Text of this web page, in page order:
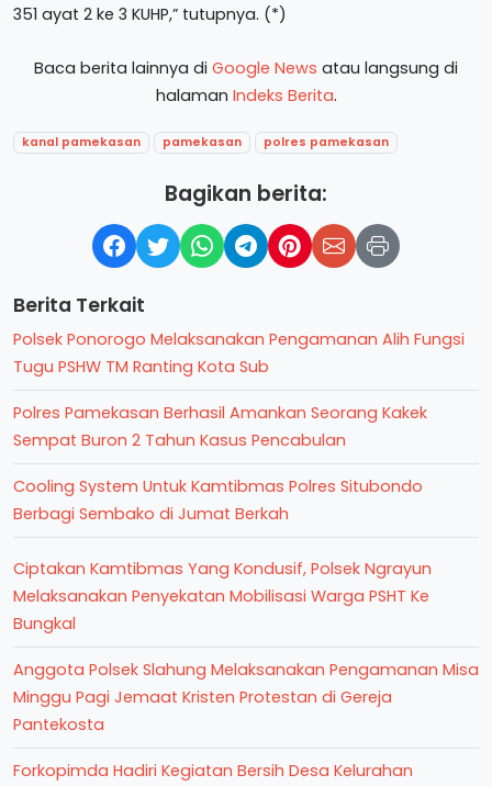
351 ayat 2 ke 3 KUHP,” tutupnya. (*)
Baca berita lainnya di Google News atau langsung di
halaman Indeks Berita.
kanal pamekasan pamekasan polres pamekasan
Bagikan berita:
Berita Terkait
Polsek Ponorogo Melaksanakan Pengamanan Alih Fungsi
Tugu PSHW TM Ranting Kota Sub
Polres Pamekasan Berhasil Amankan Seorang Kakek
Sempat Buron 2 Tahun Kasus Pencabulan
Cooling System Untuk Kamtibmas Polres Situbondo
Berbagi Sembako di Jumat Berkah
Ciptakan Kamtibmas Yang Kondusif, Polsek Ngrayun
Melaksanakan Penyekatan Mobilisasi Warga PSHT Ke
Bungkal
Anggota Polsek Slahung Melaksanakan Pengamanan Misa
Minggu Pagi Jemaat Kristen Protestan di Gereja
Pantekosta
Forkopimda Hadiri Kegiatan Bersih Desa Kelurahan